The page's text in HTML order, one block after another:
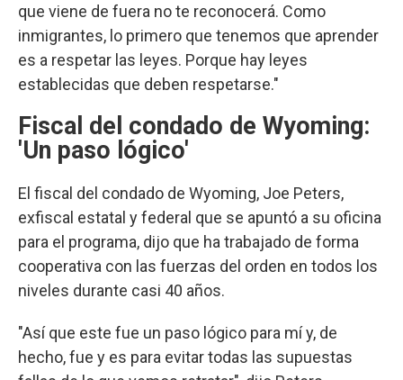
que viene de fuera no te reconocerá. Como
inmigrantes, lo primero que tenemos que aprender
es a respetar las leyes. Porque hay leyes
establecidas que deben respetarse."
Fiscal del condado de Wyoming:
'Un paso lógico'
El fiscal del condado de Wyoming, Joe Peters,
exfiscal estatal y federal que se apuntó a su oficina
para el programa, dijo que ha trabajado de forma
cooperativa con las fuerzas del orden en todos los
niveles durante casi 40 años.
"Así que este fue un paso lógico para mí y, de
hecho, fue y es para evitar todas las supuestas